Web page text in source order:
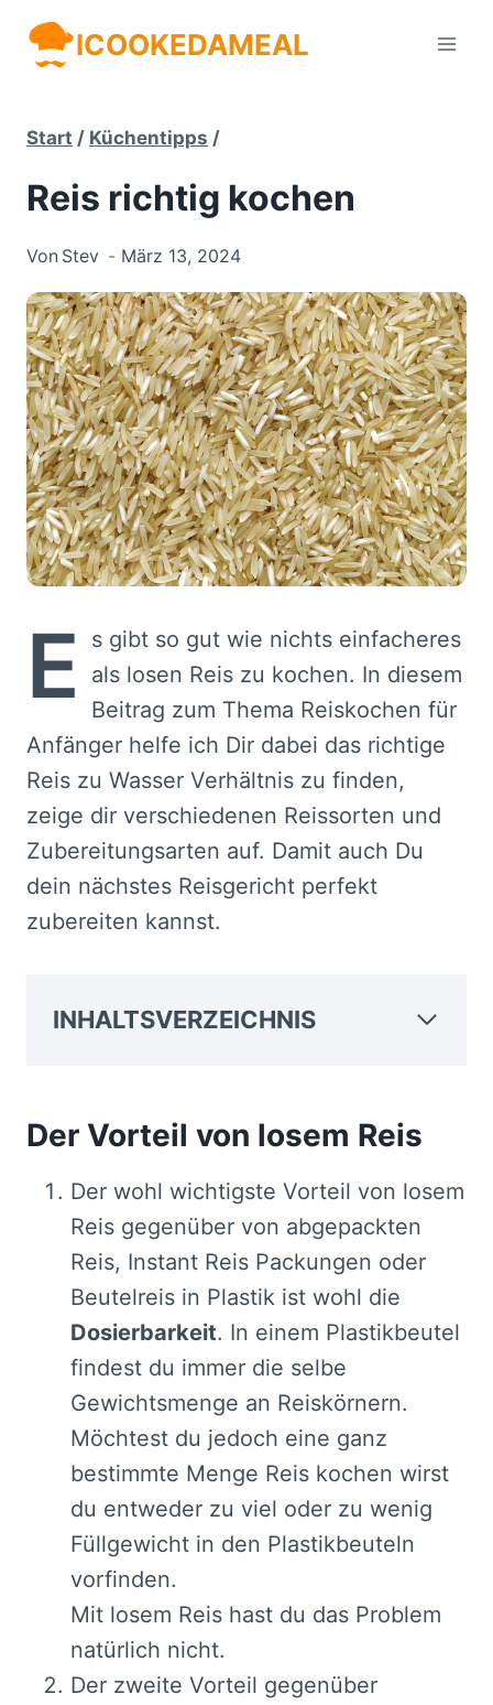
Zum
Inhalt
ICOOKEDAMEAL
Start / Küchentipps /
Reis richtig kochen
Von Stev März 13, 2024
E
s gibt so gut wie nichts einfacheres
als losen Reis zu kochen. In diesem
Beitrag zum Thema Reiskochen für
Anfänger helfe ich Dir dabei das richtige
Reis zu Wasser Verhältnis zu finden,
zeige dir verschiedenen Reissorten und
Zubereitungsarten auf. Damit auch Du
dein nächstes Reisgericht perfekt
zubereiten kannst.
INHALTSVERZEICHNIS
Der Vorteil von losem Reis
Der wohl wichtigste Vorteil von losem
Reis gegenüber von abgepackten
Reis, Instant Reis Packungen oder
Beutelreis in Plastik ist wohl die
Dosierbarkeit. In einem Plastikbeutel
findest du immer die selbe
Gewichtsmenge an Reiskörnern.
Möchtest du jedoch eine ganz
bestimmte Menge Reis kochen wirst
du entweder zu viel oder zu wenig
Füllgewicht in den Plastikbeuteln
vorfinden.
Mit losem Reis hast du das Problem
natürlich nicht.
Der zweite Vorteil gegenüber